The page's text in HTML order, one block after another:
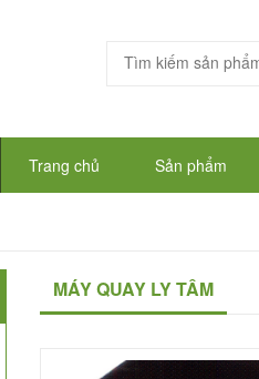
Trang chủ Sản phẩm
MÁY QUAY LY TÂM